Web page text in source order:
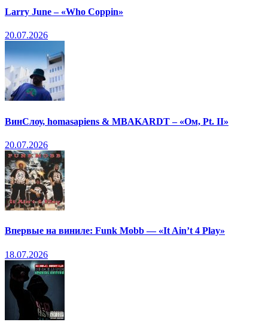
Larry June – «Who Coppin»
20.07.2026
ВинСлоу, homasapiens & MBAKARDT – «Ом, Pt. II»
20.07.2026
Впервые на виниле: Funk Mobb — «It Ain’t 4 Play»
18.07.2026